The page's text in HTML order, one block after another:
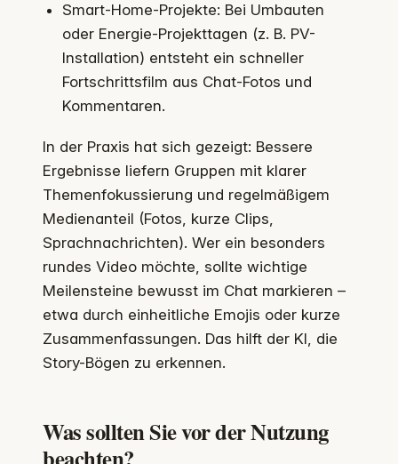
Smart-Home-Projekte: Bei Umbauten
oder Energie-Projekttagen (z. B. PV-
Installation) entsteht ein schneller
Fortschrittsfilm aus Chat-Fotos und
Kommentaren.
In der Praxis hat sich gezeigt: Bessere
Ergebnisse liefern Gruppen mit klarer
Themenfokussierung und regelmäßigem
Medienanteil (Fotos, kurze Clips,
Sprachnachrichten). Wer ein besonders
rundes Video möchte, sollte wichtige
Meilensteine bewusst im Chat markieren –
etwa durch einheitliche Emojis oder kurze
Zusammenfassungen. Das hilft der KI, die
Story-Bögen zu erkennen.
Was sollten Sie vor der Nutzung